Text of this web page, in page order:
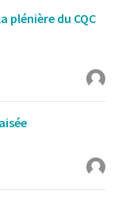
plénière du CQC